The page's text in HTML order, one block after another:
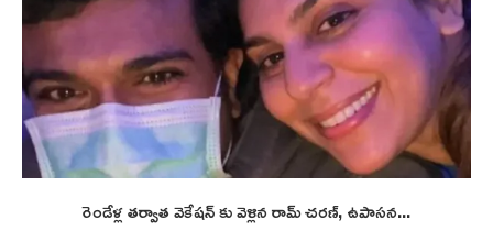
రెండేళ్ల తర్వాత వెకేషన్ కు వెళ్లిన రామ్ చరణ్, ఉపాసన...